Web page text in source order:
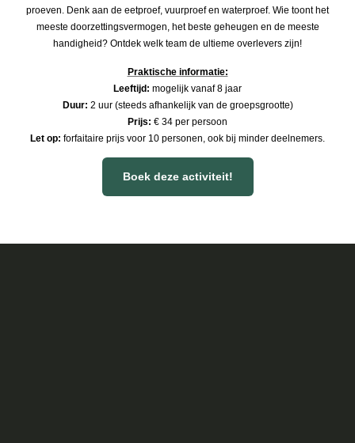
proeven. Denk aan de eetproef, vuurproef en waterproef. Wie toont het
meeste doorzettingsvermogen, het beste geheugen en de meeste
handigheid? Ontdek welk team de ultieme overlevers zijn!
Praktische informatie:
Leeftijd: mogelijk vanaf 8 jaar
Duur: 2 uur (steeds afhankelijk van de groepsgrootte)
Prijs: € 34 per persoon
Let op: forfaitaire prijs voor 10 personen, ook bij minder deelnemers.​​
Boek deze activiteit!